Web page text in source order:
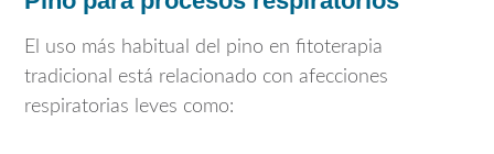
El uso más habitual del pino en fitoterapia
tradicional está relacionado con afecciones
respiratorias leves como: